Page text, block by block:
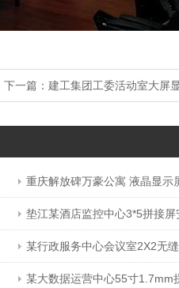
下一篇： 建工集团工委活动室大屏
重庆解放碑万豪公寓 液晶显示
垫江某酒店监控中心3*5拼接屏
某行政服务中心会议室2X2无
某大数据运营中心55寸1.7mm